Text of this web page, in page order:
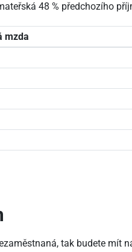
48 % předchozího
mzda
tak budete mít